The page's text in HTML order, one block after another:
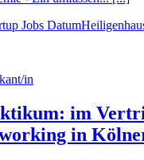
in
im
in